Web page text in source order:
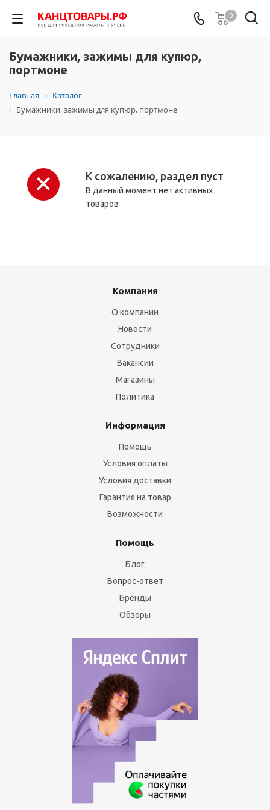
0
Бумажники, зажимы для купюр,
портмоне
Главная
Каталог
Бумажники, зажимы для купюр, портмоне
К сожалению, раздел пуст
В данный момент нет активных
товаров
Компания
О компании
Новости
Сотрудники
Вакансии
Магазины
Политика
Информация
Помощь
Условия оплаты
Условия доставки
Гарантия на товар
Возможности
Помощь
Блог
Вопрос-ответ
Бренды
Обзоры